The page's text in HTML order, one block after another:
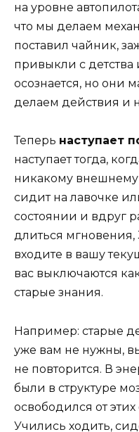
на уровне
что мы делаем
поставил чайник,
привыкли с детства
осознается, но они
делаем действия и
Теперь наступает
наступает тогда,
никакому
сидит на лавочке
состоянии и вдруг
длиться мгновения,
входите в вашу
вас выключаются
старые знания.
Например: старые
уже вам не нужны,
не повторится. В
были в структуре
освободился от
Учились ходить,